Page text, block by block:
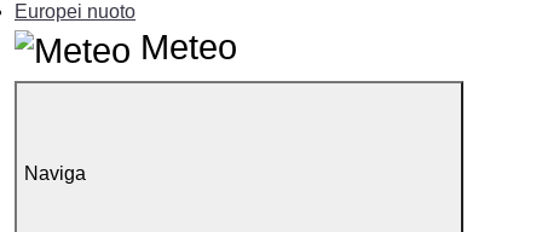
Europei nuoto
Meteo
Naviga